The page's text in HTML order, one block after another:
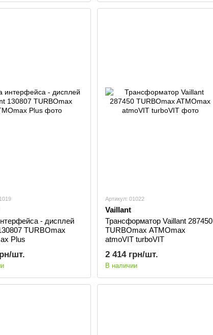
- дисплей
TURBOmax
Plus
шт.
Артикул: 01022
Vaillant
Трансформатор Vaillant 287450
TURBOmax ATMOmax
atmoVIT turboVIT
2 414 грн/шт.
В наличии